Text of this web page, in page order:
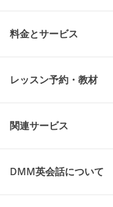
料金とサービス
レッスン予約・教材
関連サービス
DMM英会話について